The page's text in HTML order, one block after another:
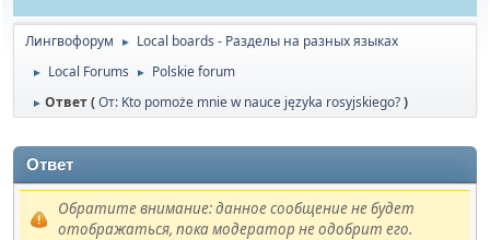
Лингвофорум ► Local boards - Разделы на разных языках
► Local Forums ► Polskie forum
► Ответ (От: Kto pomoże mnie w nauce języka rosyjskiego?)
Ответ
Обратите внимание: данное сообщение не будет
отображаться, пока модератор не одобрит его.